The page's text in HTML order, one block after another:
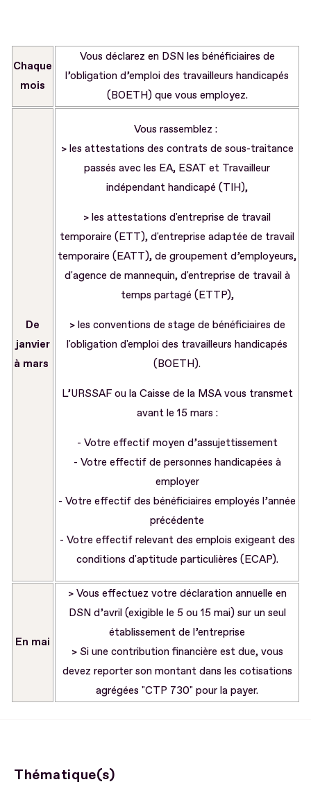
Chaque
mois
Vous déclarez en DSN les bénéficiaires de
l’obligation d’emploi des travailleurs handicapés
(BOETH) que vous employez.
De
janvier
à mars
Vous rassemblez :
> les attestations des contrats de sous-traitance
passés avec les EA, ESAT et Travailleur
indépendant handicapé (TIH),
> les attestations d'entreprise de travail
temporaire (ETT), d'entreprise adaptée de travail
temporaire (EATT), de groupement d’employeurs,
d'agence de mannequin, d'entreprise de travail à
temps partagé (ETTP),
> les conventions de stage de bénéficiaires de
l'obligation d'emploi des travailleurs handicapés
(BOETH).
L’URSSAF ou la Caisse de la MSA vous transmet
avant le 15 mars :
- Votre effectif moyen d’assujettissement
- Votre effectif de personnes handicapées à
employer
- Votre effectif des bénéficiaires employés l’année
précédente
- Votre effectif relevant des emplois exigeant des
conditions d'aptitude particulières (ECAP).
En mai
> Vous effectuez votre déclaration annuelle en
DSN d’avril (exigible le 5 ou 15 mai) sur un seul
établissement de l’entreprise
> Si une contribution financière est due, vous
devez reporter son montant dans les cotisations
agrégées "CTP 730" pour la payer.
Thématique(s)